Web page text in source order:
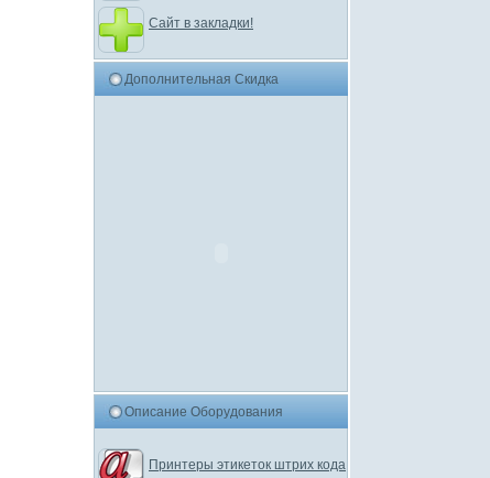
Сайт в закладки!
Дополнительная Скидка
Описание Оборудования
Принтеры этикеток штрих кода